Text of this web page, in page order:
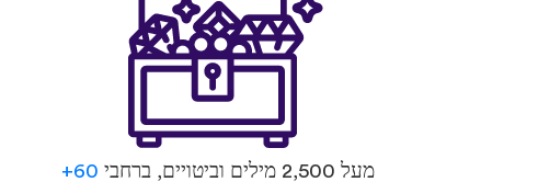
מעל 2,500 מילים וביטויים, ברחבי 60+